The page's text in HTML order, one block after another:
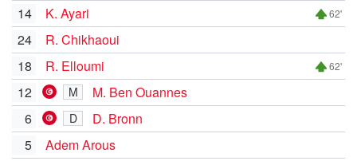
14 K. Ayari 62'
24
R. Chikhaoui
18
R. Elloumi 62'
12 M
M. Ben Ouannes
6
D
D. Bronn
5
Adem Arous